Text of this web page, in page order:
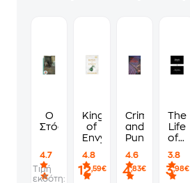
Ο
Στόουνερ
4.7
Τιμή
εκδότη:
King
of
Envy
4.8
12,59€
Crime
and
Punishment
4.6
4,83€
The
Life
of a
Man
3.8
3,98€